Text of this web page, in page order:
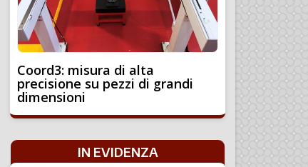
Coord3: misura di alta
precisione su pezzi di grandi
dimensioni
IN EVIDENZA